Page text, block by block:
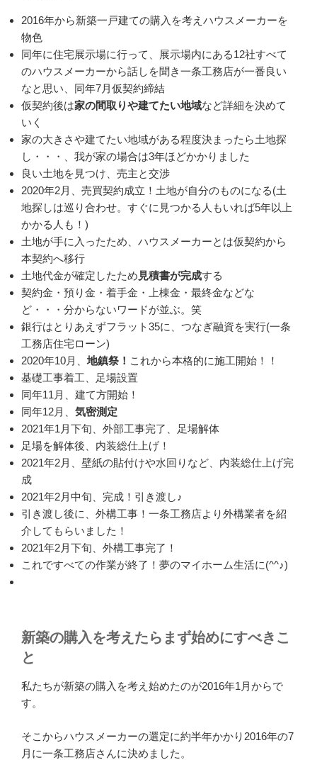
2016年から新築一戸建ての購入を考えハウスメーカーを
物色
同年に住宅展示場に行って、展示場内にある12社すべて
のハウスメーカーから話しを聞き一条工務店が一番良い
なと思い、同年7月仮契約締結
仮契約後は家の間取りや建てたい地域など詳細を決めて
いく
家の大きさや建てたい地域がある程度決まったら土地探
し・・・、我が家の場合は3年ほどかかりました
良い土地を見つけ、売主と交渉
2020年2月、売買契約成立！土地が自分のものになる(土
地探しは巡り合わせ。すぐに見つかる人もいれば5年以上
かかる人も！)
土地が手に入ったため、ハウスメーカーとは仮契約から
本契約へ移行
土地代金が確定したため 見積書が完成する
契約金・預り金・着手金・上棟金・最終金などな
ど・・・分からないワードが並ぶ。笑
銀行はとりあえずフラット35に、つなぎ融資を実行(一条
工務店住宅ローン)
2020年10月、 地鎮祭！ これから本格的に施工開始！！
基礎工事着工、足場設置
同年11月、建て方開始！
同年12月、 気密測定
2021年1月下旬、外部工事完了、足場解体
足場を解体後、内装総仕上げ！
2021年2月、壁紙の貼付けや水回りなど、内装総仕上げ完
成
2021年2月中旬、完成！引き渡し♪
引き渡し後に、外構工事！一条工務店より外構業者を紹
介してもらいました！
2021年2月下旬、外構工事完了！
これですべての作業が終了！夢のマイホーム生活に(^^♪)
新築の購入を考えたらまず始めにすべきこ
と
私たちが新築の購入を考え始めたのが2016年1月からで
す。
そこからハウスメーカーの選定に約半年かかり2016年の7
月に一条工務店さんに決めました。